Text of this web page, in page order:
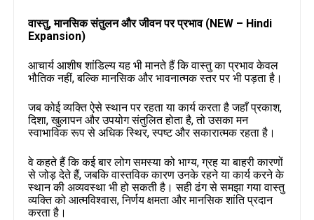
वास्तु, मानसिक संतुलन और जीवन पर प्रभाव (NEW – Hindi
Expansion)
आचार्य आशीष शांडिल्य यह भी मानते हैं कि वास्तु का प्रभाव केवल
भौतिक नहीं, बल्कि मानसिक और भावनात्मक स्तर पर भी पड़ता है।
जब कोई व्यक्ति ऐसे स्थान पर रहता या कार्य करता है जहाँ प्रकाश,
दिशा, खुलापन और उपयोग संतुलित होता है, तो उसका मन
स्वाभाविक रूप से अधिक स्थिर, स्पष्ट और सकारात्मक रहता है।
वे कहते हैं कि कई बार लोग समस्या को भाग्य, ग्रह या बाहरी कारणों
से जोड़ देते हैं, जबकि वास्तविक कारण उनके रहने या कार्य करने के
स्थान की अव्यवस्था भी हो सकती है। सही ढंग से समझा गया वास्तु
व्यक्ति को आत्मविश्वास, निर्णय क्षमता और मानसिक शांति प्रदान
करता है।